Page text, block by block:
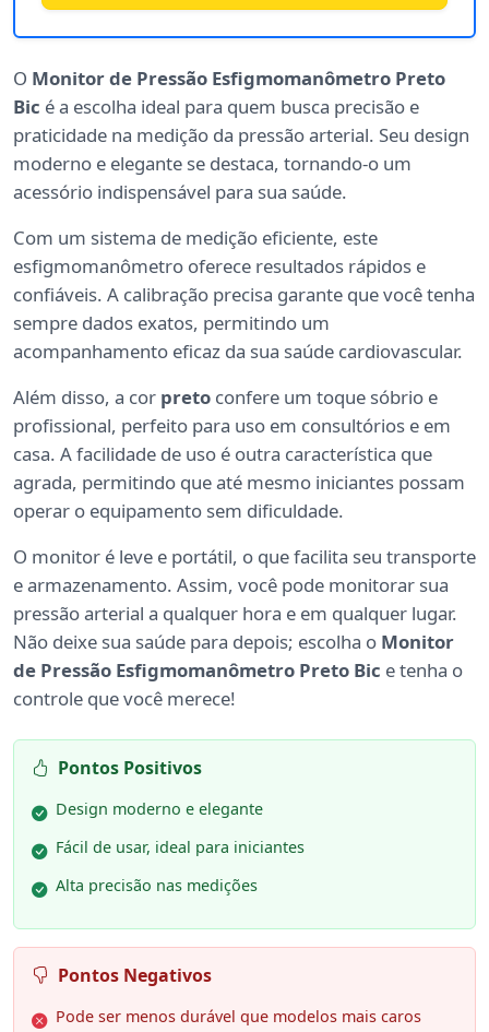
O Monitor de Pressão Esfigmomanômetro Preto
Bic é a escolha ideal para quem busca precisão e
praticidade na medição da pressão arterial. Seu design
moderno e elegante se destaca, tornando-o um
acessório indispensável para sua saúde.
Com um sistema de medição eficiente, este
esfigmomanômetro oferece resultados rápidos e
confiáveis. A calibração precisa garante que você tenha
sempre dados exatos, permitindo um
acompanhamento eficaz da sua saúde cardiovascular.
Além disso, a cor preto confere um toque sóbrio e
profissional, perfeito para uso em consultórios e em
casa. A facilidade de uso é outra característica que
agrada, permitindo que até mesmo iniciantes possam
operar o equipamento sem dificuldade.
O monitor é leve e portátil, o que facilita seu transporte
e armazenamento. Assim, você pode monitorar sua
pressão arterial a qualquer hora e em qualquer lugar.
Não deixe sua saúde para depois; escolha o Monitor
de Pressão Esfigmomanômetro Preto Bic e tenha o
controle que você merece!
Pontos Positivos
Design moderno e elegante
Fácil de usar, ideal para iniciantes
Alta precisão nas medições
Pontos Negativos
Pode ser menos durável que modelos mais caros